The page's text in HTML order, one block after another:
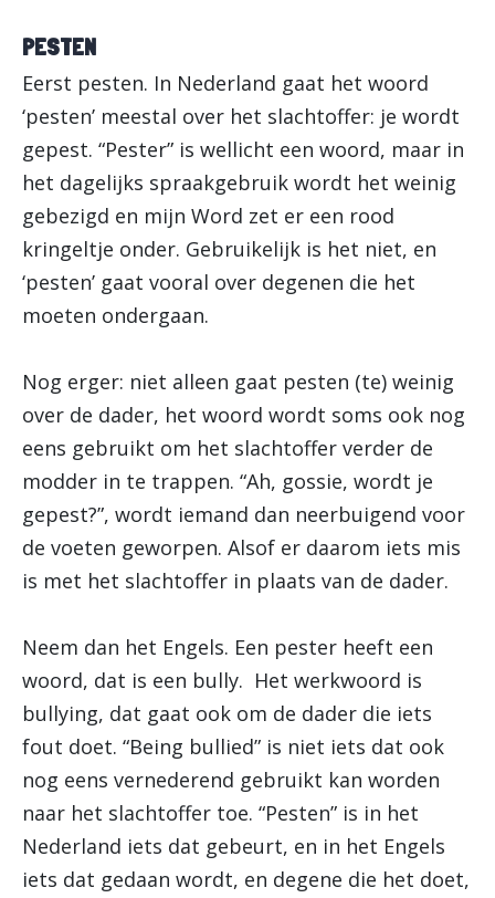
PESTEN
Eerst pesten. In Nederland gaat het woord
‘pesten’ meestal over het slachtoffer: je wordt
gepest. “Pester” is wellicht een woord, maar in
het dagelijks spraakgebruik wordt het weinig
gebezigd en mijn Word zet er een rood
kringeltje onder. Gebruikelijk is het niet, en
‘pesten’ gaat vooral over degenen die het
moeten ondergaan.
Nog erger: niet alleen gaat pesten (te) weinig
over de dader, het woord wordt soms ook nog
eens gebruikt om het slachtoffer verder de
modder in te trappen. “Ah, gossie, wordt je
gepest?”, wordt iemand dan neerbuigend voor
de voeten geworpen. Alsof er daarom iets mis
is met het slachtoffer in plaats van de dader.
Neem dan het Engels. Een pester heeft een
woord, dat is een bully. Het werkwoord is
bullying, dat gaat ook om de dader die iets
fout doet. “Being bullied” is niet iets dat ook
nog eens vernederend gebruikt kan worden
naar het slachtoffer toe. “Pesten” is in het
Nederland iets dat gebeurt, en in het Engels
iets dat gedaan wordt, en degene die het doet,